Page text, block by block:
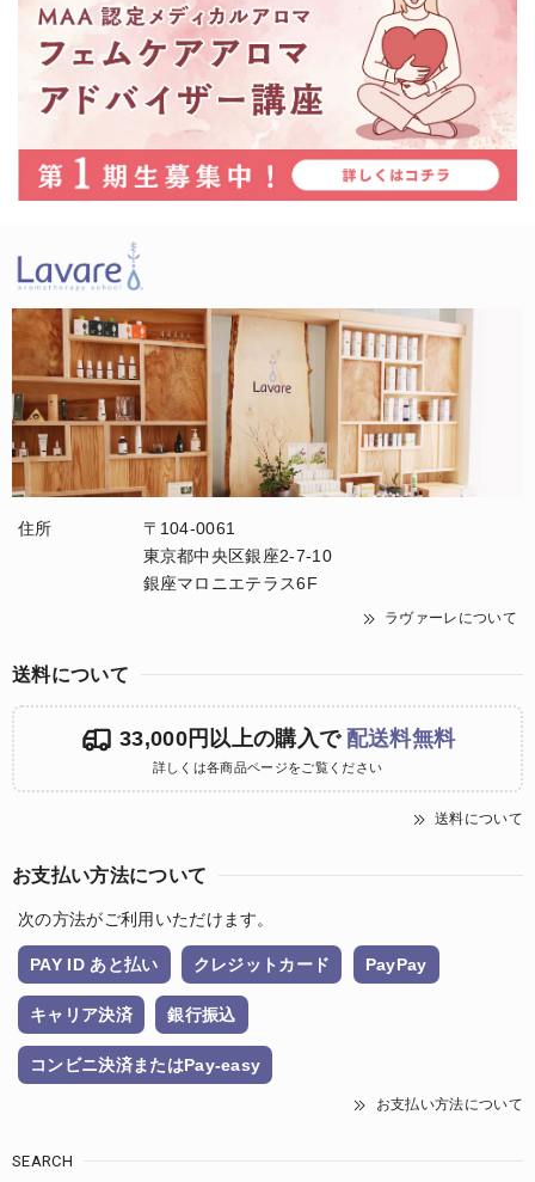
住所
〒104-0061
東京都中央区銀座2-7-10
銀座マロニエテラス6F
ラヴァーレについて
送料について
33,000円以上の購入で 配送料無料
詳しくは各商品ページをご覧ください
送料について
お支払い方法について
次の方法がご利用いただけます。
PAY ID あと払い クレジットカード PayPay
キャリア決済 銀行振込
コンビニ決済またはPay-easy
お支払い方法について
SEARCH